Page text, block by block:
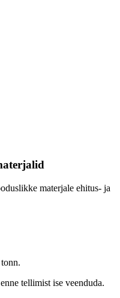
materjale ehitus- ja
tellimist ise veenduda.